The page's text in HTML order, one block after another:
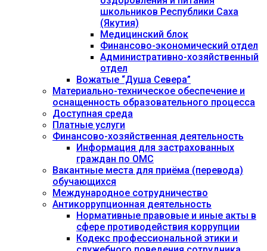
школьников Республики Саха
(Якутия)
Медицинский блок
Финансово-экономический отдел
Административно-хозяйственный
отдел
Вожатые “Душа Севера”
Материально-техническое обеспечение и
оснащенность образовательного процесса
Доступная среда
Платные услуги
Финансово-хозяйственная деятельность
Информация для застрахованных
граждан по ОМС
Вакантные места для приёма (перевода)
обучающихся
Международное сотрудничество
Антикоррупционная деятельность
Нормативные правовые и иные акты в
сфере противодействия коррупции
Кодекс профессиональной этики и